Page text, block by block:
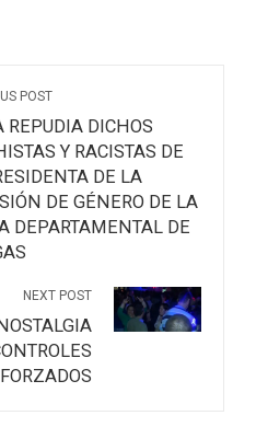
POST
REPUDIA DICHOS
Y RACISTAS DE
DE LA
DE GÉNERO DE LA
DEPARTAMENTAL DE
NEXT POST